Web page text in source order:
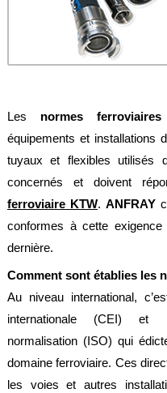
Spirale
Ring
Services
Découpe
d’eau
Soudure
alimentaire
IFlex
panel
Les normes ferroviaires
équipements et installations
tuyaux et flexibles utilisés
concernés et doivent
ferroviaire KTW.ANFRAY
conformes à cette
dernière.
Comment sont établies les
Au niveau international,
internationale (CEI) et
normalisation (ISO) qui
domaine ferroviaire. Ces
les voies et autres